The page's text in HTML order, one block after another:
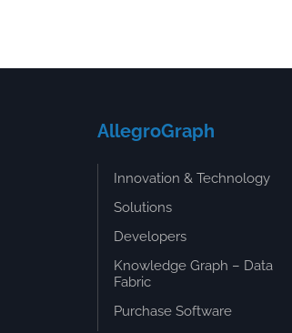
AllegroGraph
Innovation & Technology
Solutions
Developers
Knowledge Graph – Data
Fabric
Purchase Software